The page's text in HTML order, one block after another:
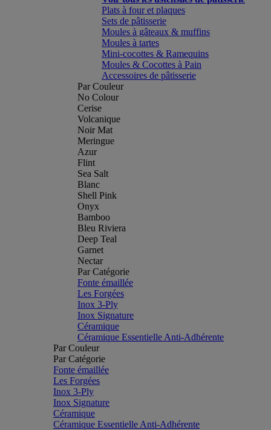
Plats à four et plaques
Sets de pâtisserie
Moules à gâteaux & muffins
Moules à tartes
Mini-cocottes & Ramequins
Moules & Cocottes à Pain
Accessoires de pâtisserie
Par Couleur
No Colour
Cerise
Volcanique
Noir Mat
Meringue
Azur
Flint
Sea Salt
Blanc
Shell Pink
Onyx
Bamboo
Bleu Riviera
Deep Teal
Garnet
Nectar
Par Catégorie
Fonte émaillée
Les Forgées
Inox 3-Ply
Inox Signature
Céramique
Céramique Essentielle Anti-Adhérente
Par Couleur
Par Catégorie
Fonte émaillée
Les Forgées
Inox 3-Ply
Inox Signature
Céramique
Céramique Essentielle Anti-Adhérente